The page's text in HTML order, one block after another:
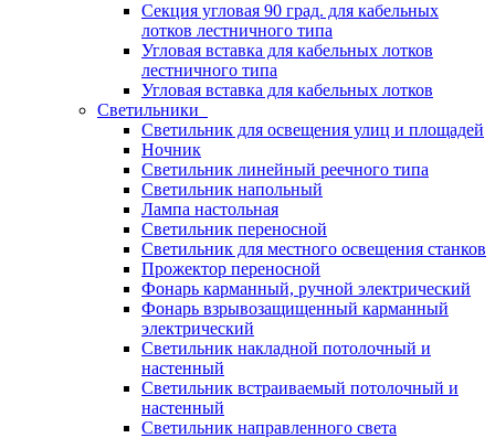
Секция угловая 90 град. для кабельных
лотков лестничного типа
Угловая вставка для кабельных лотков
лестничного типа
Угловая вставка для кабельных лотков
Светильники
Светильник для освещения улиц и площадей
Ночник
Светильник линейный реечного типа
Светильник напольный
Лампа настольная
Светильник переносной
Светильник для местного освещения станков
Прожектор переносной
Фонарь карманный, ручной электрический
Фонарь взрывозащищенный карманный
электрический
Светильник накладной потолочный и
настенный
Светильник встраиваемый потолочный и
настенный
Светильник направленного света